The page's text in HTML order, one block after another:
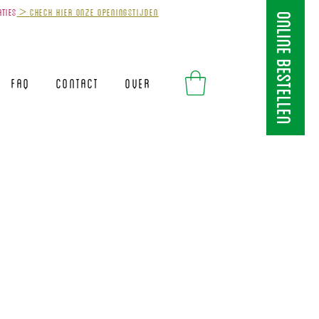
ONLINE BESTELLEN
> Check hier onze openingstijden
FAQ Contact Over